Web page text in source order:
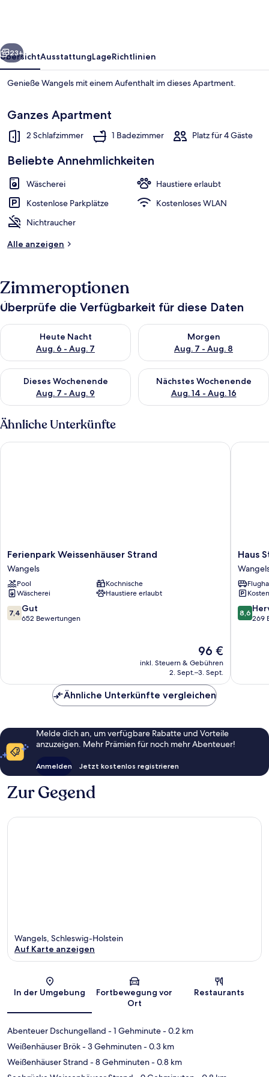
Apartment | Speisen
Weiter
23+
ÜbersichtAusstattungLageRichtlinien
Genieße Wangels mit einem Aufenthalt im dieses Apartment.
Ganzes Apartment
2 Schlafzimmer 1 Badezimmer Platz für 4 Gäste
Beliebte Annehmlichkeiten
Wäscherei
Haustiere erlaubt
Kostenlose Parkplätze
Kostenloses WLAN
Nichtraucher
Alle anzeigen
Zimmeroptionen
Überprüfe die Verfügbarkeit für diese Daten
Heute Nacht
Aug. 6 - Aug. 7
Überprüfe die Verfügbarkeit für heute Nacht, Aug. 6 - Aug. 7.
Morgen
Aug. 7 - Aug. 8
Überprüfe die Verfügbarkeit
Dieses Wochenende
Aug. 7 - Aug. 9
Überprüfe die Verfügbarkeit für dieses Wochenende, Aug. 7
Nächstes Wochenende
Aug. 14 - Aug. 16
Überprüfe die Verfügbarkeit
Ähnliche Unterkünfte
Ferienpark
Weissenhäuser
Strand
Wangels
Ferienpark Weissenhäuser Strand
Wangels
Pool
Kochnische
Wäscherei
Haustiere erlaubt
7.4
von
7,4 Gut
652 Bewertungen
Der
Preis
beträgt
96 €
inkl. Steuern & Gebühren
2. Sept.–3. Sept.
Ferienpark Weissenhäuser Strand
Haus
Stern
Wangels
Haus
8.6
von
8,6
269
Haus
Ähnliche Unterkünfte vergleichen
Melde dich an, um verfügbare Rabatte und Vorteile
anzuzeigen. Mehr Prämien für noch mehr Abenteuer!
Anmelden Jetzt kostenlos registrieren
Zur Gegend
Karte
Wangels, Schleswig-Holstein
Auf Karte anzeigen
In der Umgebung
Fortbewegung vor
Ort
Restaurants
Abenteuer Dschungelland - 1 Gehminute- 0.2 km
Weißenhäuser Brök- 3 Gehminuten- 0.3 km
Weißenhäuser Strand - 8 Gehminuten- 0.8 km